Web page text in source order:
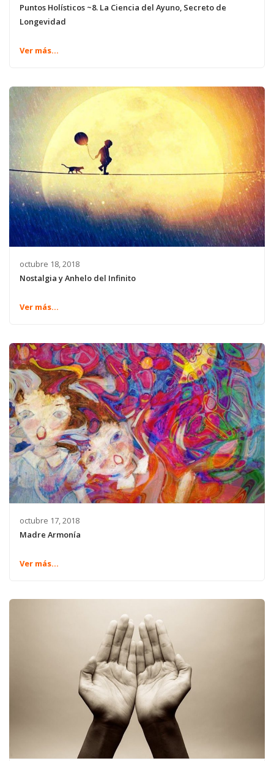
Puntos Holísticos ~8. La Ciencia del Ayuno, Secreto de
Longevidad
Ver más...
octubre 18, 2018
Nostalgia y Anhelo del Infinito
Ver más...
octubre 17, 2018
Madre Armonía
Ver más...